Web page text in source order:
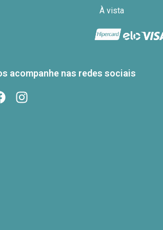
À vista
acompanhe nas redes sociais